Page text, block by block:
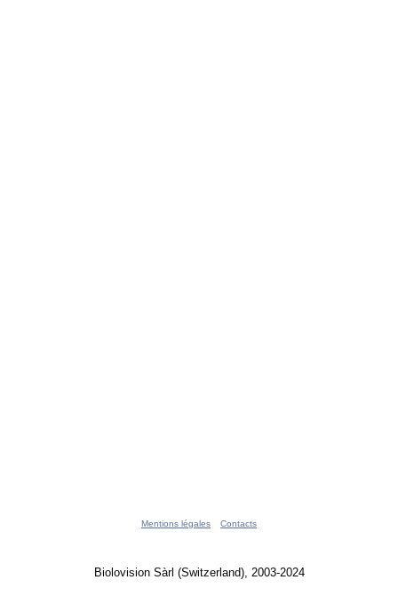
Mentions légales Contacts
Biolovision Sàrl (Switzerland), 2003-2024